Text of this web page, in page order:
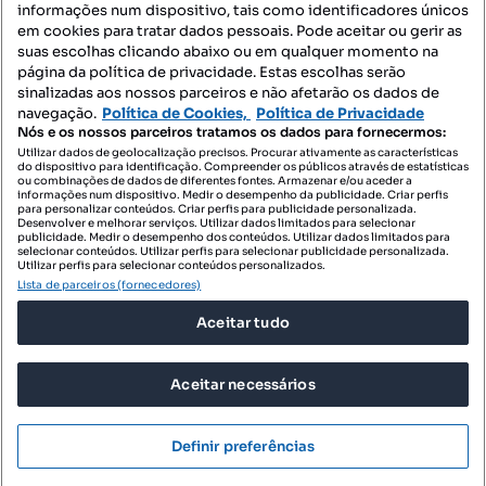
Mapa do Site
Contacte-nos
SIGA-NOS:
DESCARREGAR NA:
© 2026 Imovirtual.com, OLX Portugal, S.A.
TERMOS DE UTILIZAÇÃO
POLÍTICA DE PRIVACIDADE
CONFIGURAÇÕES DE PRIVACIDADE
informações num dispositivo, tais como identificadores únicos
em cookies para tratar dados pessoais. Pode aceitar ou gerir as
suas escolhas clicando abaixo ou em qualquer momento na
página da política de privacidade. Estas escolhas serão
sinalizadas aos nossos parceiros e não afetarão os dados de
navegação. Política de Cookies, Política de Privacidade
Nós e os nossos parceiros tratamos os dados para fornecermos:
Utilizar dados de geolocalização precisos. Procurar ativamente as características
do dispositivo para identificação. Compreender os públicos através de estatísticas
ou combinações de dados de diferentes fontes. Armazenar e/ou aceder a
informações num dispositivo. Medir o desempenho da publicidade. Criar perfis
para personalizar conteúdos. Criar perfis para publicidade personalizada.
Desenvolver e melhorar serviços. Utilizar dados limitados para selecionar
publicidade. Medir o desempenho dos conteúdos. Utilizar dados limitados para
selecionar conteúdos. Utilizar perfis para selecionar publicidade personalizada.
Utilizar perfis para selecionar conteúdos personalizados.
Lista de parceiros (fornecedores)
Aceitar tudo
Aceitar necessários
Definir preferências